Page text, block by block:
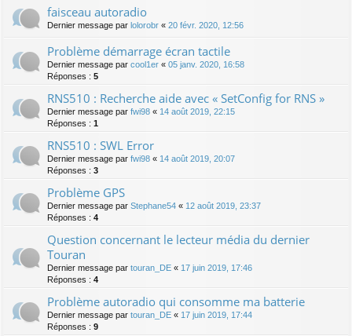
faisceau autoradio
Dernier message par lolorobr « 20 févr. 2020, 12:56
Problème démarrage écran tactile
Dernier message par cool1er « 05 janv. 2020, 16:58
Réponses : 5
RNS510 : Recherche aide avec « SetConfig for RNS »
Dernier message par fwi98 « 14 août 2019, 22:15
Réponses : 1
RNS510 : SWL Error
Dernier message par fwi98 « 14 août 2019, 20:07
Réponses : 3
Problème GPS
Dernier message par Stephane54 « 12 août 2019, 23:37
Réponses : 4
Question concernant le lecteur média du dernier
Touran
Dernier message par touran_DE « 17 juin 2019, 17:46
Réponses : 4
Problème autoradio qui consomme ma batterie
Dernier message par touran_DE « 17 juin 2019, 17:44
Réponses : 9